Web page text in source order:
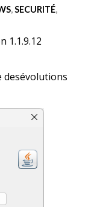
,SECURITÉ,
1.1.9.12
desévolutions